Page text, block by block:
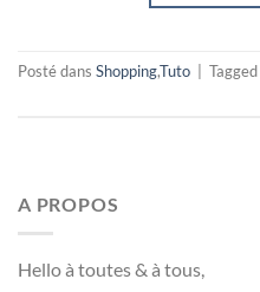
Posté dans Shopping,Tuto Tagged
A PROPOS
Hello à toutes & à tous,